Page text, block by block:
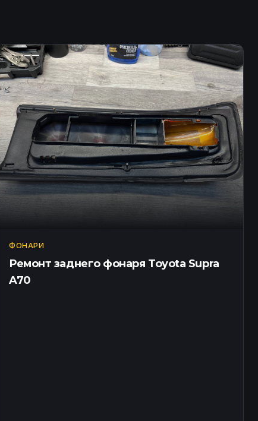
ФОНАРИ
Ремонт заднего фонаря Toyota Supra
A70